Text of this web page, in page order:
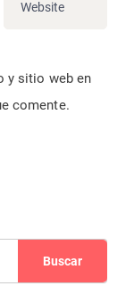
y sitio web en
comente.